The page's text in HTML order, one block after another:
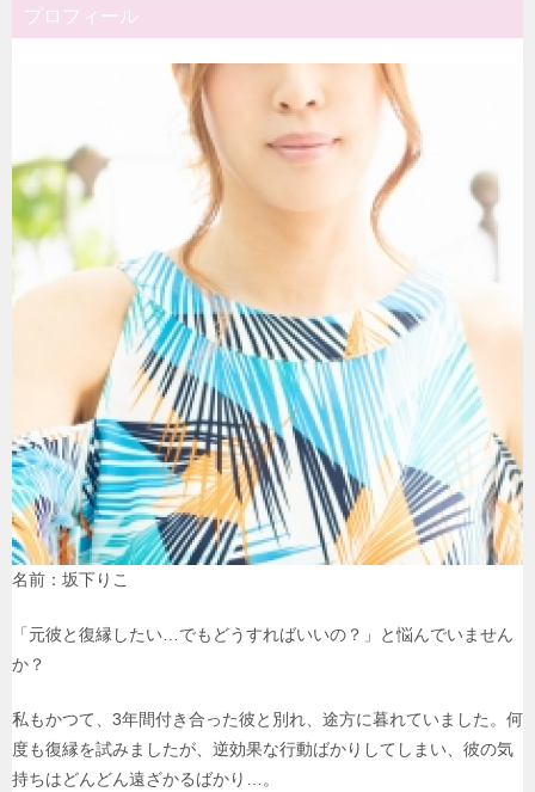
プロフィール
名前：坂下りこ
「元彼と復縁したい…でもどうすればいいの？」と悩んでいません
か？
私もかつて、3年間付き合った彼と別れ、途方に暮れていました。何
度も復縁を試みましたが、逆効果な行動ばかりしてしまい、彼の気
持ちはどんどん遠ざかるばかり…。